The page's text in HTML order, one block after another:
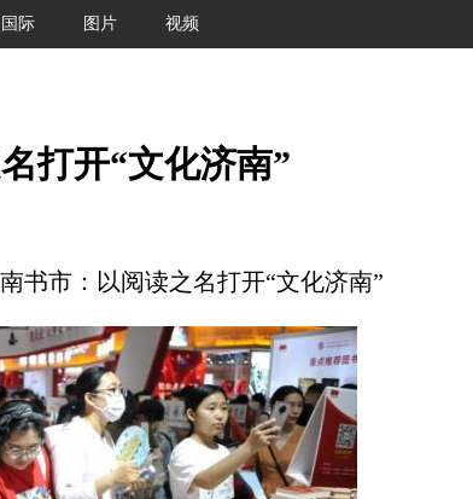
国际 图片 视频
打开“文化济南”
市：以阅读之名打开“文化济南”